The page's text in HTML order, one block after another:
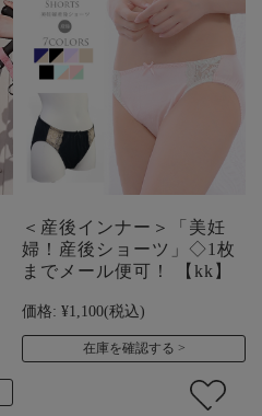
＜産後インナー＞「美妊
婦！産後ショーツ」◇1枚
までメール便可！ 【kk】
価格: ¥1,100(税込)
在庫を確認する